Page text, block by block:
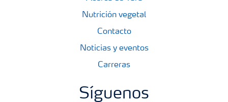
Nutrición vegetal
Contacto
Noticias y eventos
Carreras
Síguenos